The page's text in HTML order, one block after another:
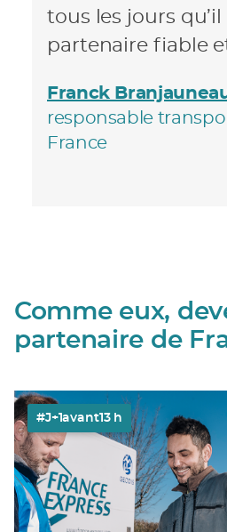
tous les jours
partenaire ﬁable
Franck
responsable
France
Comme eux,
partenaire de
#J+1avant13 h